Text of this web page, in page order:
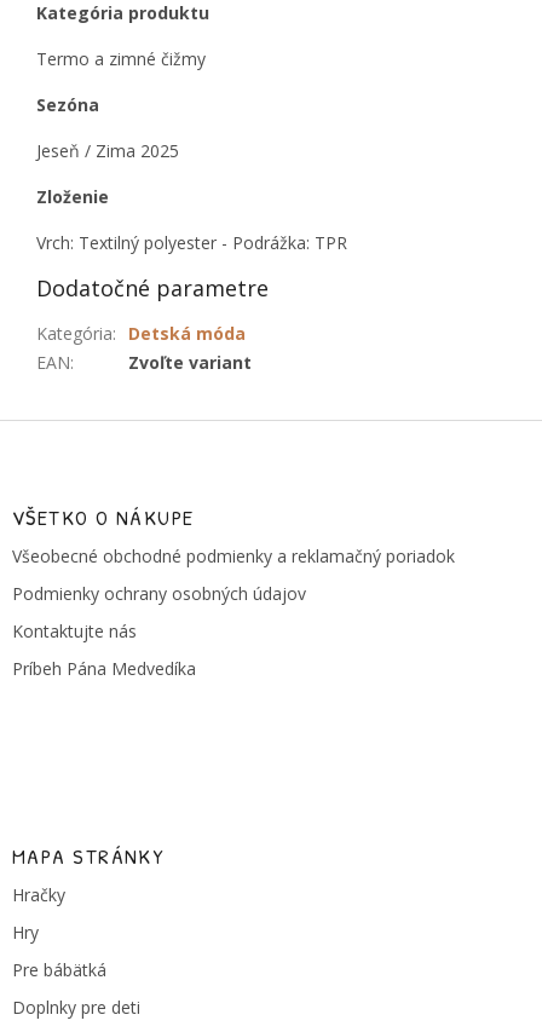
Kategória produktu
Termo a zimné čižmy
Sezóna
Jeseň / Zima 2025
Zloženie
Vrch: Textilný polyester - Podrážka: TPR
Dodatočné parametre
Kategória:
Detská móda
EAN: Zvoľte variant
Z
VŠETKO O NÁKUPE
Všeobecné obchodné podmienky a reklamačný poriadok
Podmienky ochrany osobných údajov
Kontaktujte nás
Príbeh Pána Medvedíka
MAPA STRÁNKY
Hračky
Hry
Pre bábätká
Doplnky pre deti